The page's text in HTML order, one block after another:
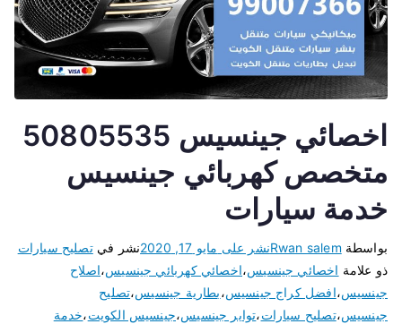
اخصائي جينسيس 50805535
متخصص كهربائي جينسيس
خدمة سيارات
بواسطة Rwan salemنشر على مايو 17, 2020 نشر فيتصليح سيارات
ذو علامة اخصائي جينسيس،اخصائي كهربائي جينسيس،اصلاح
جينسيس،افضل كراج جينسيس،بطارية جينسيس،تصليح
جينسيس،تصليح سيارات،تواير جينسيس،جينسيس الكويت،خدمة